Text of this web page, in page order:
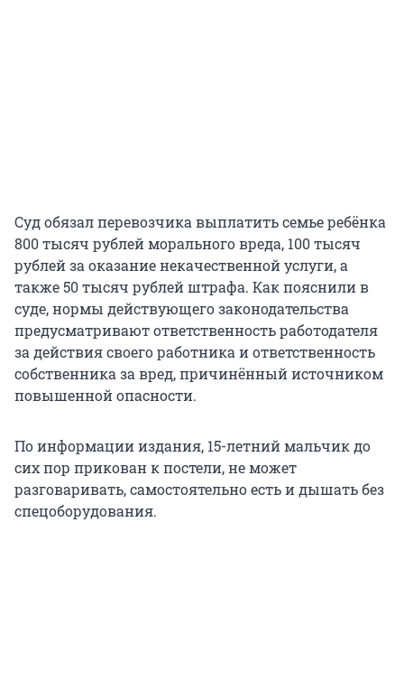
Суд обязал перевозчика выплатить семье ребёнка
800 тысяч рублей морального вреда, 100 тысяч
рублей за оказание некачественной услуги, а
также 50 тысяч рублей штрафа. Как пояснили в
суде, нормы действующего законодательства
предусматривают ответственность работодателя
за действия своего работника и ответственность
собственника за вред, причинённый источником
повышенной опасности.
По информации издания, 15-летний мальчик до
сих пор прикован к постели, не может
разговаривать, самостоятельно есть и дышать без
спецоборудования.